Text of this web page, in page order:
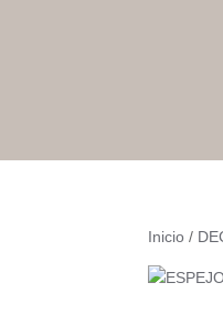
Inicio /